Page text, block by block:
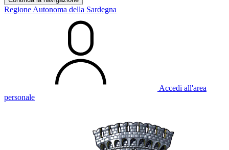
Regione Autonoma della Sardegna
Accedi all'area
personale